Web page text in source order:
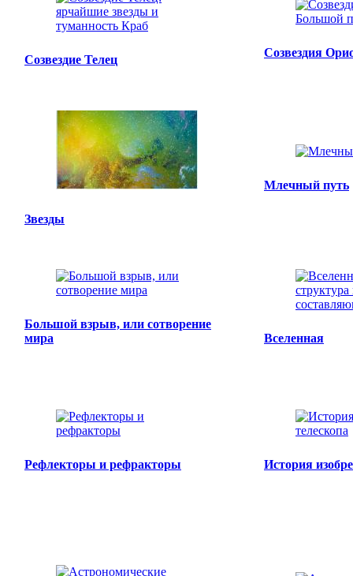
Созвездие Телец
Созвездия
Звезды
Млечный путь
Большой взрыв, или сотворение
мира
Вселенная
Рефлекторы и рефракторы История